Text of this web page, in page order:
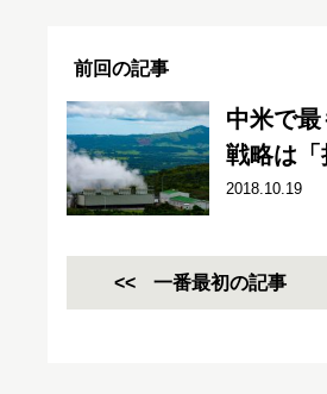
前回の記事
中米で
戦略は「
2018.10.19
一番最初の記事